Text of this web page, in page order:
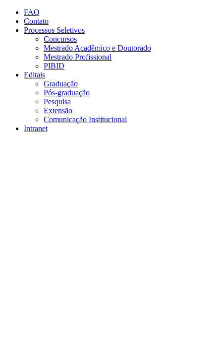
Conteúdo principal
FAQ
Contato
Processos Seletivos
Concursos
Mestrado Acadêmico e Doutorado
Mestrado Profissional
PIBID
Editais
Graduação
Pós-graduação
Pesquisa
Extensão
Comunicação Institucional
Intranet